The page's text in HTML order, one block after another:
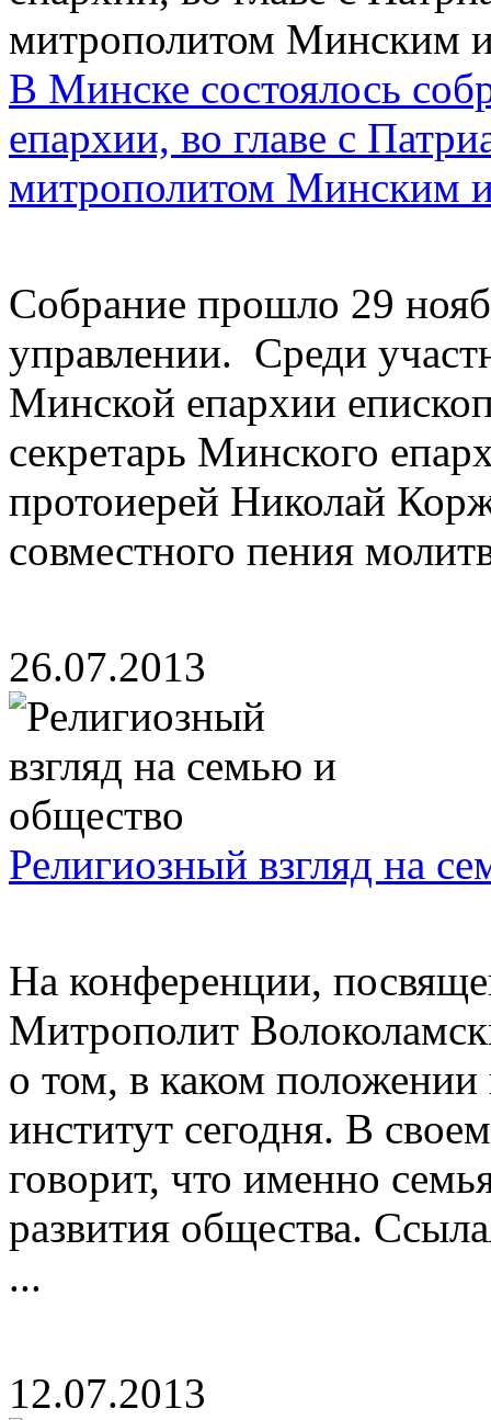
В Минске состоялось
епархии, во главе с
митрополитом Минским
Собрание прошло 29
управлении. Среди
Минской епархии
секретарь Минского
протоиерей Николай
совместного пения
26.07.2013
Религиозный взгляд на
На конференции,
Митрополит
о том, в каком положении
институт сегодня. В
говорит, что именно
развития общества.
...
12.07.2013